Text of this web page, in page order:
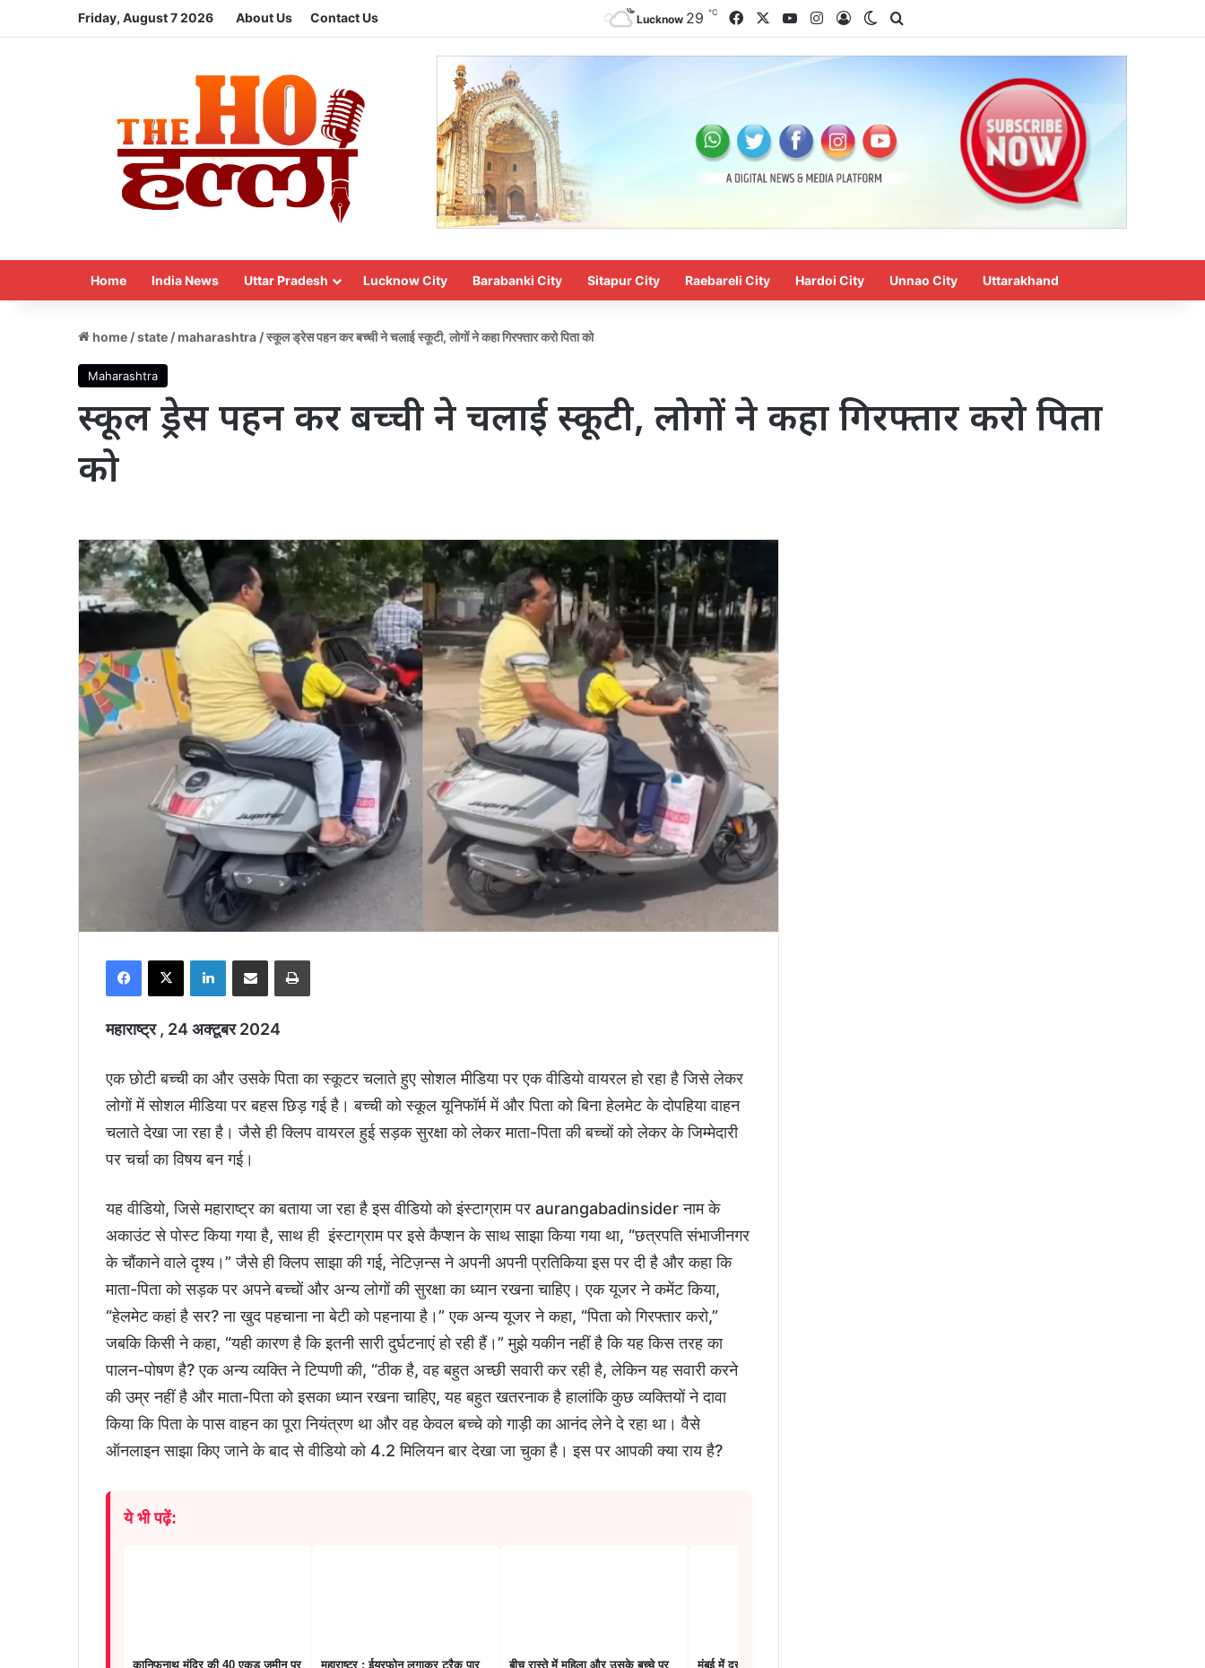
Friday, August 7 2026 About Us Contact Us Lucknow 29 ℃ FacebookYouTubeInstagram
Log InSwitch skin
Home India News Uttar Pradesh Lucknow City Barabanki City Sitapur City Raebareli City Hardoi City Unnao City Uttarakhand
home /state /maharashtra /स्कूल ड्रेस पहन कर बच्ची ने चलाई स्कूटी, लोगों ने कहा गिरफ्तार करो पिता को
Maharashtra
स्कूल ड्रेस पहन कर बच्ची ने चलाई स्कूटी, लोगों ने कहा गिरफ्तार करो पिता
को
Facebook
X LinkedInShare via Email Print
महाराष्ट्र , 24 अक्टूबर 2024
एक छोटी बच्ची का और उसके पिता का स्कूटर चलाते हुए सोशल मीडिया पर एक वीडियो वायरल हो रहा है जिसे लेकर
लोगों में सोशल मीडिया पर बहस छिड़ गई है। बच्ची को स्कूल यूनिफॉर्म में और पिता को बिना हेलमेट के दोपहिया वाहन
चलाते देखा जा रहा है। जैसे ही क्लिप वायरल हुई सड़क सुरक्षा को लेकर माता-पिता की बच्चों को लेकर के जिम्मेदारी
पर चर्चा का विषय बन गई।
यह वीडियो, जिसे महाराष्ट्र का बताया जा रहा है इस वीडियो को इंस्टाग्राम पर aurangabadinsider नाम के
अकाउंट से पोस्ट किया गया है, साथ ही इंस्टाग्राम पर इसे कैप्शन के साथ साझा किया गया था, “छत्रपति संभाजीनगर
के चौंकाने वाले दृश्य।” जैसे ही क्लिप साझा की गई, नेटिज़न्स ने अपनी अपनी प्रतिकिया इस पर दी है और कहा कि
माता-पिता को सड़क पर अपने बच्चों और अन्य लोगों की सुरक्षा का ध्यान रखना चाहिए। एक यूजर ने कमेंट किया,
“हेलमेट कहां है सर? ना खुद पहचाना ना बेटी को पहनाया है।” एक अन्य यूजर ने कहा, “पिता को गिरफ्तार करो,”
जबकि किसी ने कहा, “यही कारण है कि इतनी सारी दुर्घटनाएं हो रही हैं।” मुझे यकीन नहीं है कि यह किस तरह का
पालन-पोषण है? एक अन्य व्यक्ति ने टिप्पणी की, “ठीक है, वह बहुत अच्छी सवारी कर रही है, लेकिन यह सवारी करने
की उम्र नहीं है और माता-पिता को इसका ध्यान रखना चाहिए, यह बहुत खतरनाक है हालांकि कुछ व्यक्तियों ने दावा
किया कि पिता के पास वाहन का पूरा नियंत्रण था और वह केवल बच्चे को गाड़ी का आनंद लेने दे रहा था। वैसे
ऑनलाइन साझा किए जाने के बाद से वीडियो को 4.2 मिलियन बार देखा जा चुका है। इस पर आपकी क्या राय है?
ये भी पढ़ें:
कानिफनाथ मंदिर की 40 एकड़ जमीन पर
महाराष्ट्र : ईयरफोन लगाकर ट्रैक पार
बीच रास्ते में महिला और उसके बच्चे पर
मुंबई में दुखद घटना : 12वीं मंजिल से गिरी